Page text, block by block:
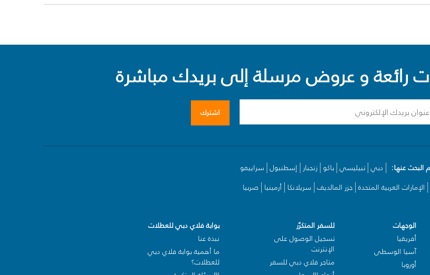
و عروض مرسلة إلى بريدك مباشرة
اشترك
البحث عنها: دبي تبيليسي باكو زنجبار إسطنبول سراييفو
الإمارات العربية المتحدة جزر المالديف سريلانكا أرمينيا صربيا
الوجهات
أفريقيا
آسيا الوسطى
أوروبا
للسفر المتكرّر
تسجيل الوصول على
الإنترنت
متاجر فلاي دبي للسفر
بوابة فلاي دبي للعطلات
نبذة عنا
ما أهمية بوابة فلاي دبي
للعطلات؟